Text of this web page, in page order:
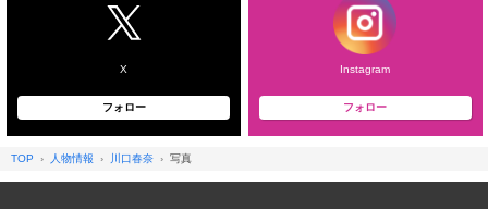
X
フォロー
Instagram
フォロー
TOP 人物情報 川口春奈 写真